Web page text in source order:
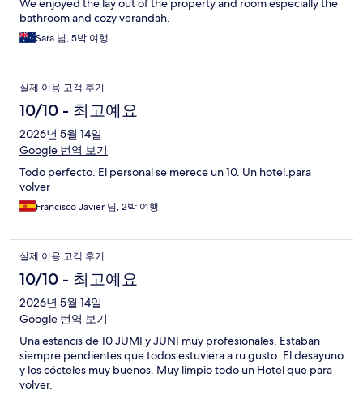
We enjoyed the lay out of the property and room especially the
bathroom and cozy verandah.
Sara 님, 5박 여행
실제 이용 고객 후기
10/10 - 최고예요
2026년 5월 14일
Google 번역 보기
Todo perfecto. El personal se merece un 10. Un hotel.para
volver
Francisco Javier 님, 2박 여행
실제 이용 고객 후기
10/10 - 최고예요
2026년 5월 14일
Google 번역 보기
Una estancis de 10 JUMI y JUNI muy profesionales. Estaban
siempre pendientes que todos estuviera a ru gusto. El desayuno
y los cócteles muy buenos. Muy limpio todo un Hotel que para
volver.